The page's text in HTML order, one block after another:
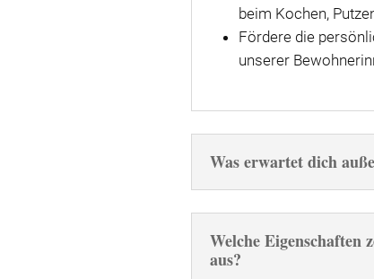
beim Kochen,
Fördere die
unserer
Was erwartet dich
Welche Eigenschaften
aus?